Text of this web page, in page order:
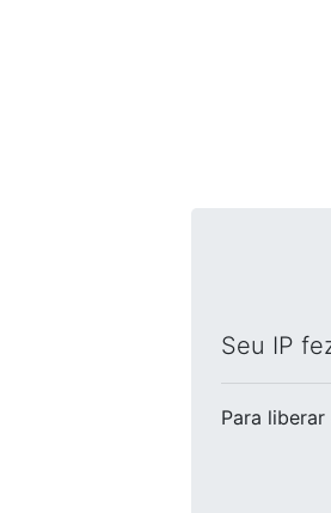
Seu IP
Para